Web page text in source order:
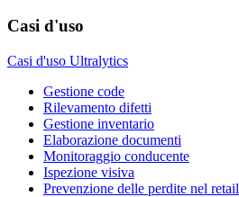
Casi d'uso
Casi d'uso Ultralytics
Gestione code
Rilevamento difetti
Gestione inventario
Elaborazione documenti
Monitoraggio conducente
Ispezione visiva
Prevenzione delle perdite nel retail